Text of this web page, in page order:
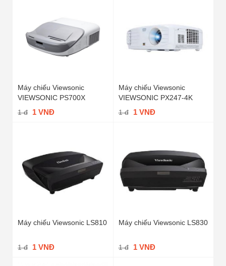
Máy chiếu Viewsonic
VIEWSONIC PS700X
1 đ
1 VNĐ
Máy chiếu Viewsonic
VIEWSONIC PX247-4K
1 đ
1 VNĐ
Máy chiếu Viewsonic LS810
1 đ 1 VNĐ
Máy chiếu Viewsonic LS830
1 đ 1 VNĐ